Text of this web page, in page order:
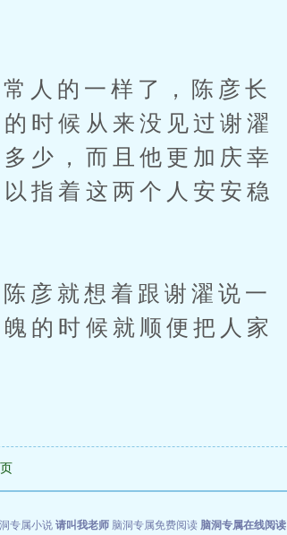
的一样了，陈彦长
时候从来没见过谢濯
少，而且他更加庆幸
指着这两个人安安稳
就想着跟谢濯说一
的时候就顺便把人家
专属小说 请叫我老师 脑洞专属免费阅读 脑洞专属在线阅读